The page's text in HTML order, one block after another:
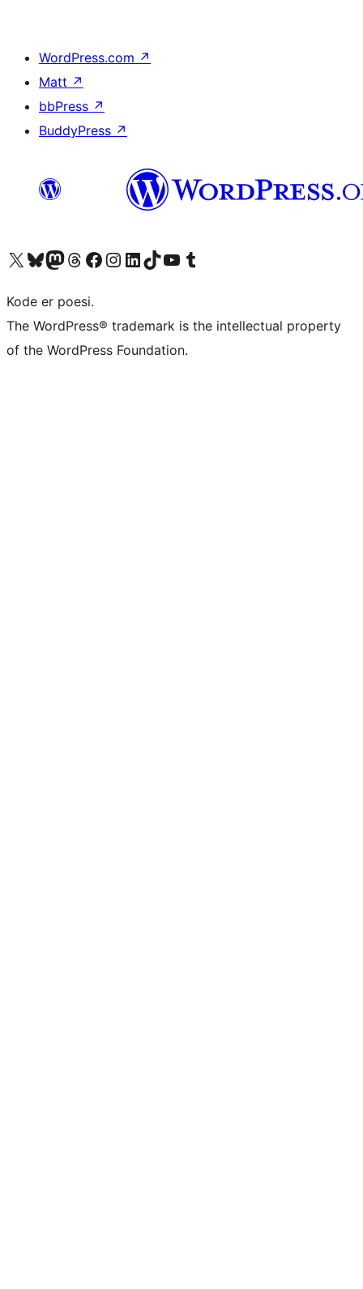
WordPress.com ↗
Matt ↗
bbPress ↗
BuddyPress ↗
Besøg vores X (tidligere Twitter) konto
Besøg vores Bluesky-konto
Besøg vores Mastodon konto
Besøg vores Threads-konto
Besøg vores Facebook sideBesøg vores Instagram konto
Besøg vores LinkedIn konto
Besøg vores TikTok-konto
Besøg vores YouTube-kanalBesøg vores Tumblr-konto
Kode er poesi.
The WordPress® trademark is the intellectual property
of the WordPress Foundation.